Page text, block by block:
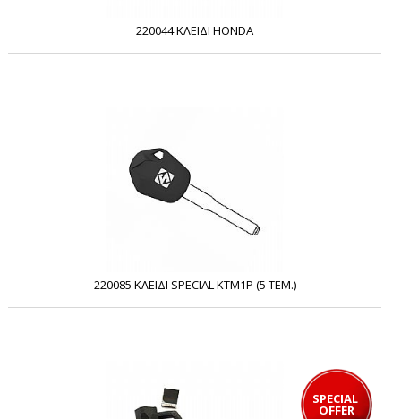
220044 ΚΛΕΙΔΙ HONDA
220085 ΚΛΕΙΔΙ SPECIAL KTM1P (5 ΤΕΜ.)
SPECIAL
OFFER